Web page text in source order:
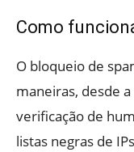
Como
O bloqueio de
maneiras, desde
verificação de
listas negras de